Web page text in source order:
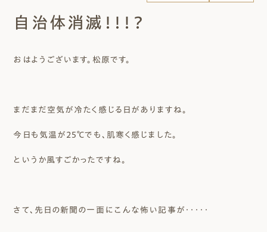
0120-40-6613
モデルハウスを見る
自治体消滅！！！？
おはようございます。松原です。
まだまだ空気が冷たく感じる日がありますね。
今日も気温が25℃でも、肌寒く感じました。
というか風すごかったですね。
さて、先日の新聞の一面にこんな怖い記事が・・・・・